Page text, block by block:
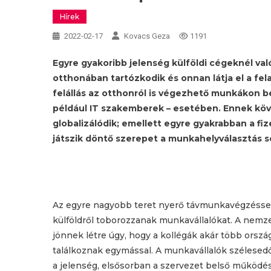
Hírek
2022-02-17 Kovacs Geza 1191
Egyre gyakoribb jelenség külföldi cégeknél
otthonában tartózkodik és onnan látja el a
felállás az otthonról is végezhető munkákon
például IT szakemberek – esetében. Ennek
globalizálódik; emellett egyre gyakrabban a
játszik döntő szerepet a munkahelyválasztás
Az egyre nagyobb teret nyerő
külföldről toborozzanak munkavállalókat. A
jönnek létre úgy, hogy a kollégák akár több
találkoznak egymással. A munkavállalók
a jelenség, elsősorban a szervezet belső